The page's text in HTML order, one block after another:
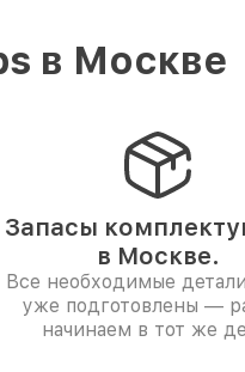
в Москве
Запасы
в Москве.
Все необходимые
уже подготовлены —
начинаем в тот же